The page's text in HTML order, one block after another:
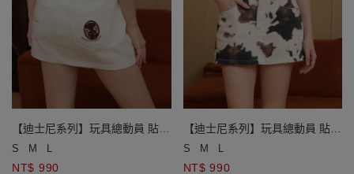
【迪士尼系列】玩具總動員 貼布
繡斜紋短裙 動物斑紋款/素色款
S M L
NT$ 990
【迪士尼系列】玩具總動員 貼布
繡斜紋短裙 動物斑紋款/素色款
S M L
NT$ 990